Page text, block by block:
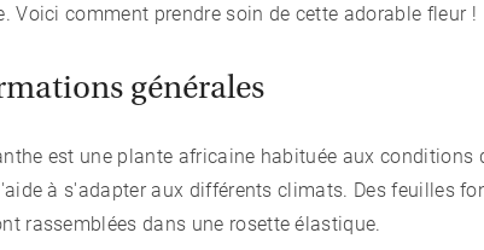
Voici comment prendre soin de cette adorable fleur !
générales
est une plante africaine habituée aux
à s'adapter aux différents climats. Des feuilles
rassemblées dans une rosette élastique.